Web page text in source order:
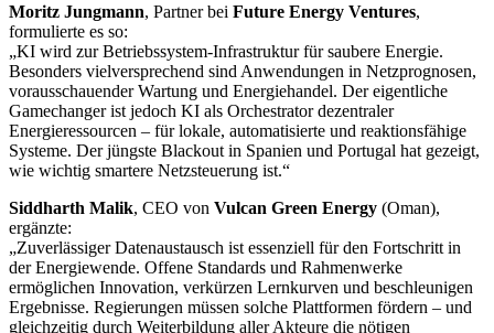
Moritz Jungmann, Partner bei Future Energy Ventures,
formulierte es so:
„KI wird zur Betriebssystem-Infrastruktur für saubere Energie.
Besonders vielversprechend sind Anwendungen in Netzprognosen,
vorausschauender Wartung und Energiehandel. Der eigentliche
Gamechanger ist jedoch KI als Orchestrator dezentraler
Energieressourcen – für lokale, automatisierte und reaktionsfähige
Systeme. Der jüngste Blackout in Spanien und Portugal hat gezeigt,
wie wichtig smartere Netzsteuerung ist.“
Siddharth Malik, CEO von Vulcan Green Energy (Oman),
ergänzte:
„Zuverlässiger Datenaustausch ist essenziell für den Fortschritt in
der Energiewende. Offene Standards und Rahmenwerke
ermöglichen Innovation, verkürzen Lernkurven und beschleunigen
Ergebnisse. Regierungen müssen solche Plattformen fördern – und
gleichzeitig durch Weiterbildung aller Akteure die nötigen